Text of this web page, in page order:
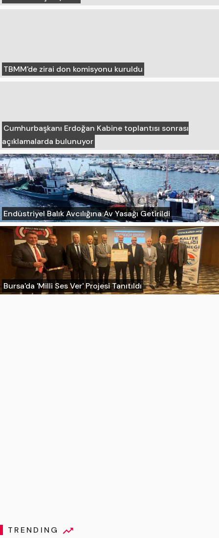
TBMM'de zirai don komisyonu kuruldu
Cumhurbaşkanı Erdoğan Kabine toplantısı sonrası
açıklamalarda bulunuyor
Endüstriyel Balık Avcılığına Av Yasağı Getirildi
Bursa'da 'Milli Ses Ver' Projesi Tanıtıldı
TRENDING